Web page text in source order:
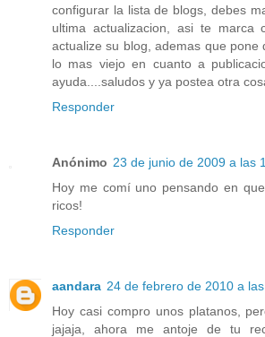
configurar la lista de blogs, debes
ultima actualizacion, asi te marca
actualize su blog, ademas que pone
lo mas viejo en cuanto a
ayuda....saludos y ya postea otra
Responder
Anónimo 23 de junio de 2009 a las
Hoy me comí uno pensando en
ricos!
Responder
aandara 24 de febrero de 2010 a
Hoy casi compro unos platanos,
jajaja, ahora me antoje de tu